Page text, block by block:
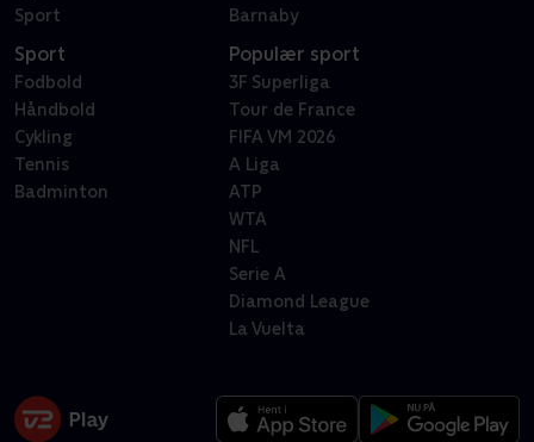
Sport
Barnaby
Sport
Fodbold
Håndbold
Cykling
Tennis
Badminton
Populær sport
3F Superliga
Tour de France
FIFA VM 2026
A Liga
ATP
WTA
NFL
Serie A
Diamond League
La Vuelta